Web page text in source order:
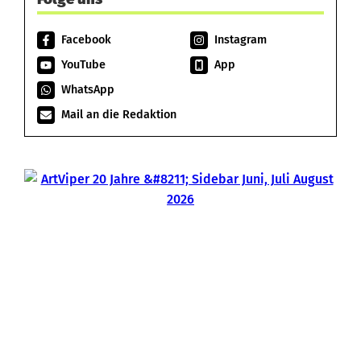
Facebook
Instagram
YouTube
App
WhatsApp
Mail an die Redaktion